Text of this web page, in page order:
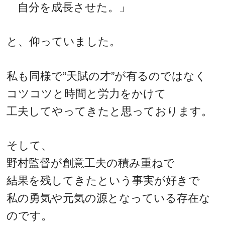
自分を成長させた。」
と、仰っていました。
私も同様で”天賦の才”が有るのではなく
コツコツと時間と労力をかけて
工夫してやってきたと思っております。
そして、
野村監督が創意工夫の積み重ねで
結果を残してきたという事実が好きで
私の勇気や元気の源となっている存在な
のです。